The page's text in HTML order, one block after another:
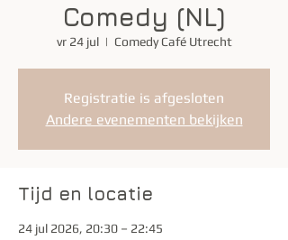
Comedy (NL)
vr 24 jul
  |
Comedy Café Utrecht
Registratie is afgesloten
Andere evenementen bekijken
Tijd en locatie
24 jul 2026, 20:30 – 22:45